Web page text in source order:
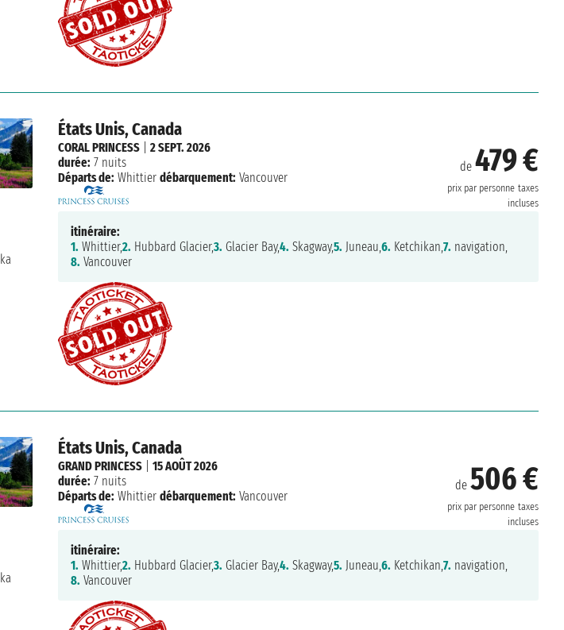
États Unis, Canada
de 479 €
prix par personne taxes
incluses
CORAL PRINCESS |2 SEPT. 2026
durée: 7 nuits
Départs de: Whittier débarquement: Vancouver
itinéraire:
1. Whittier,2. Hubbard Glacier,3. Glacier Bay,4. Skagway,5. Juneau,6. Ketchikan,7. navigation,
8. Vancouver
États Unis, Canada
de 506 €
prix par personne taxes
incluses
GRAND PRINCESS |15 AOÛT 2026
durée: 7 nuits
Départs de: Whittier débarquement: Vancouver
itinéraire:
1. Whittier,2. Hubbard Glacier,3. Glacier Bay,4. Skagway,5. Juneau,6. Ketchikan,7. navigation,
8. Vancouver